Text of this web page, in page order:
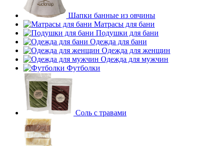
Шапки банные из овчины
Матрасы для бани
Подушки для бани
Одежда для бани
Одежда для женщин
Одежда для мужчин
Футболки
Соль с травами